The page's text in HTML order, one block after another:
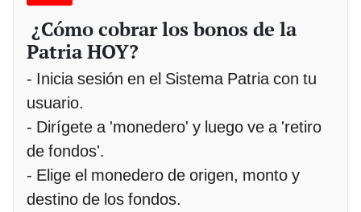
¿Cómo cobrar los bonos de la
Patria HOY?
- Inicia sesión en el Sistema Patria con tu
usuario.
- Dirígete a 'monedero' y luego ve a 'retiro
de fondos'.
- Elige el monedero de origen, monto y
destino de los fondos.